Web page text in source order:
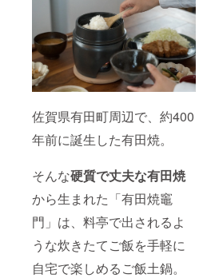
佐賀県有田町周辺で、約400
年前に誕生した有田焼。
そんな硬質で丈夫な有田焼
から生まれた「有田焼竈
門」は、料亭で出されるよ
うな炊きたてご飯を手軽に
自宅で楽しめるご飯土鍋。